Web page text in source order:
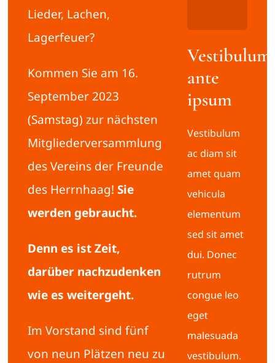
Lieder, Lachen,
Lagerfeuer?
Kommen Sie am 16.
September 2023
(Samstag) zur nächsten
Mitgliederversammlung
des Vereins der Freunde
des Herrnhaag! Sie
werden gebraucht.
Denn es ist Zeit,
darüber nachzudenken
wie es weitergeht.
Im Vorstand sind fünf
von neun Plätzen neu zu
Vestibulum
ante
ipsum
Vestibulum
ac diam sit
amet quam
vehicula
elementum
sed sit amet
dui. Donec
rutrum
congue leo
eget
malesuada
vestibulum.